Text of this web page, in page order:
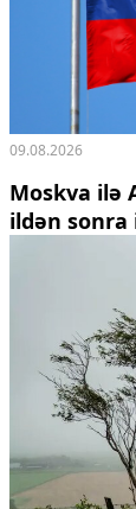
09.08.2026
Moskva ilə
ildən